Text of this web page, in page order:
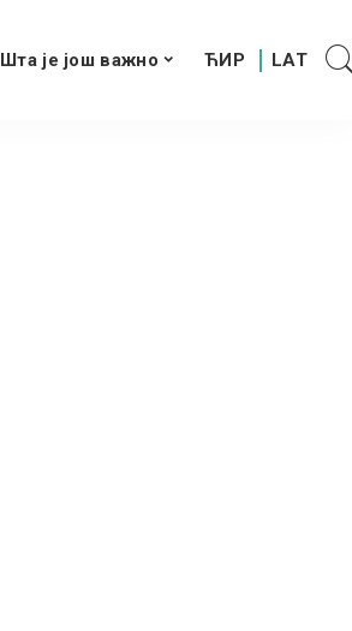
Шта је још важно